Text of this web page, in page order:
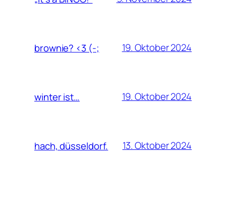
brownie? <3 (-; 19. Oktober 2024
winter ist… 19. Oktober 2024
hach, düsseldorf. 13. Oktober 2024